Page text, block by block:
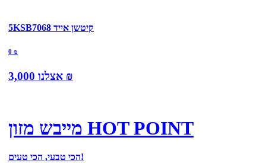
5KSB7068 קיטשן אייד
0 ₪
אצלנו 3,000 ₪
מייבש מזון HOT POINT
הכי טבעי, הכי טעים!